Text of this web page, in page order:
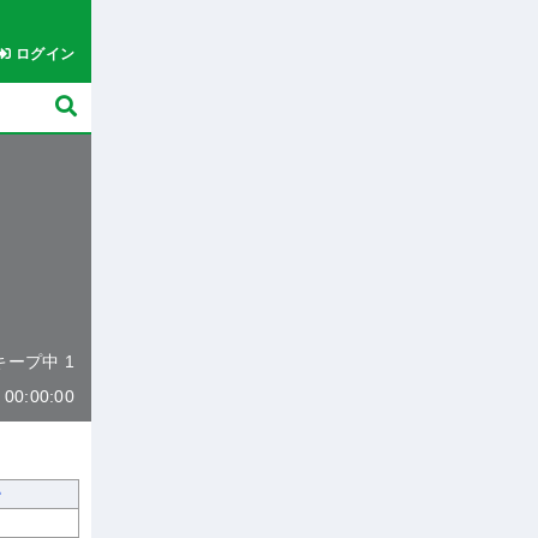
ログイン
ープ中 1
00:00:00